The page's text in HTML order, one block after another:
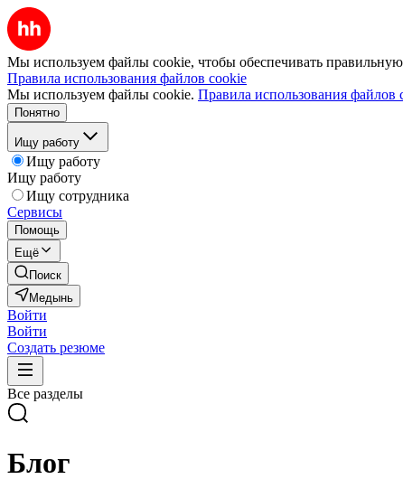
Мы используем файлы cookie, чтобы обеспечивать правильную
Правила использования файлов cookie
Мы используем файлы cookie. Правила использования файлов
Понятно
Ищу работу
Ищу работу
Ищу работу
Ищу сотрудника
Сервисы
Помощь
Ещё
Поиск
Медынь
Войти
Войти
Создать резюме
Все разделы
Блог